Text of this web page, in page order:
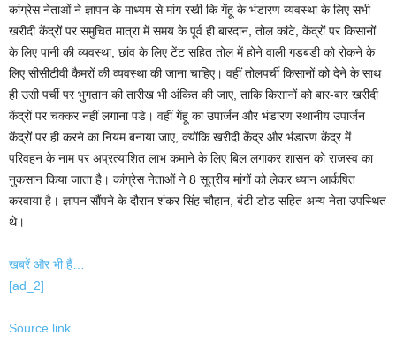
कांग्रेस नेताओं ने ज्ञापन के माध्यम से मांग रखी कि गेंहू के भंडारण व्यवस्था के लिए सभी
खरीदी केंद्रों पर समुचित मात्रा में समय के पूर्व ही बारदान, तोल कांटे, केंद्रों पर किसानों
के लिए पानी की व्यवस्था, छांव के लिए टेंट सहित तोल में होने वाली गडबडी को रोकने के
लिए सीसीटीवी कैमरों की व्यवस्था की जाना चाहिए। वहीं तोलपर्ची किसानों को देने के साथ
ही उसी पर्ची पर भुगतान की तारीख भी अंकित की जाए, ताकि किसानों को बार-बार खरीदी
केंद्रों पर चक्कर नहीं लगाना पडे। वहीं गेंहू का उपार्जन और भंडारण स्थानीय उपार्जन
केंद्रों पर ही करने का नियम बनाया जाए, क्योंकि खरीदी केंद्र और भंडारण केंद्र में
परिवहन के नाम पर अप्रत्याशित लाभ कमाने के लिए बिल लगाकर शासन को राजस्व का
नुकसान किया जाता है। कांग्रेस नेताओं ने 8 सूत्रीय मांगों को लेकर ध्यान आर्कषित
करवाया है। ज्ञापन सौंपने के दौरान शंकर सिंह चौहान, बंटी डोड सहित अन्य नेता उपस्थित
थे।
खबरें और भी हैं…
[ad_2]
Source link